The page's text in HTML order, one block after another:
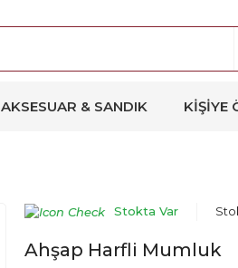
AKSESUAR & SANDIK KIŞIYE
Stokta Var
Ahşap Harfli Mumluk